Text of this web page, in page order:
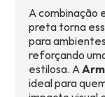
A combinação
preta torna
para
reforçando
estilosa. A
ideal para